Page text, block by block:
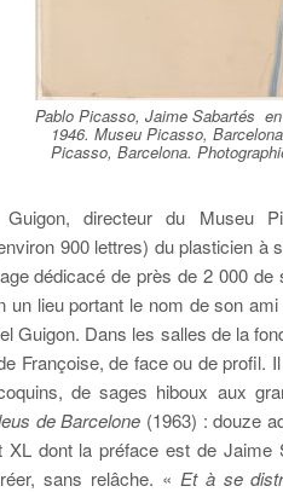
Pablo Picasso, Jaime Sabartés
1946. Museu Picasso,
Picasso, Barcelona.
Guigon, directeur du
900 lettres) du plasticien à
dédicacé de près de 2 000
un lieu portant le nom de son
Guigon. Dans les salles de la
Françoise, de face ou de
de sages hiboux aux
de Barcelone (1963) : douze
XL dont la préface est de Jaime
sans relâche. « Et à se